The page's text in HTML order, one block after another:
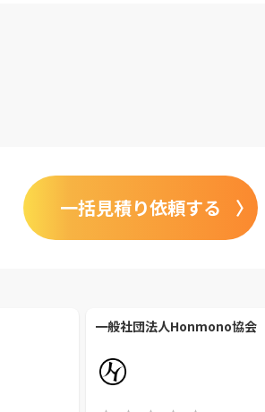
一括見積り依頼する
一般社団法人Honmono協会